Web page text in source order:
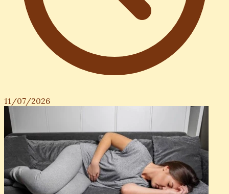
11/07/2026